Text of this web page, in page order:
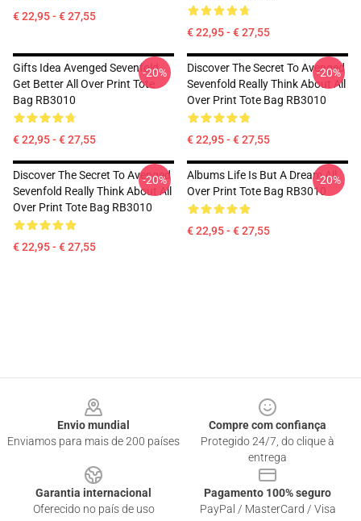
€ 22,95 - € 27,55
€ 22,95 - € 27,55
Gifts Idea Avenged Sevenfold
Get Better All Over Print Tote
Bag RB3010
€ 22,95 - € 27,55
-20%
Discover The Secret To Avenged
Sevenfold Really Think About All
Over Print Tote Bag RB3010
€ 22,95 - € 27,55
-20%
Discover The Secret To Avenged
Sevenfold Really Think About All
Over Print Tote Bag RB3010
€ 22,95 - € 27,55
-20%
Albums Life Is But A Dream All
Over Print Tote Bag RB3010
€ 22,95 - € 27,55
-20%
Envio mundial
Enviamos para mais de 200 países
Compre com confiança
Protegido 24/7, do clique à
entrega
Garantia internacional
Oferecido no país de uso
Pagamento 100% seguro
PayPal / MasterCard / Visa